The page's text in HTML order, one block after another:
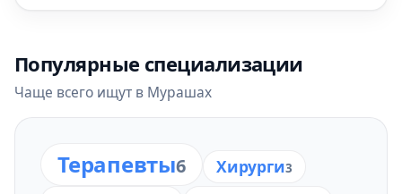
Популярные специализации
Чаще всего ищут в Мурашах
Терапевты6 Хирурги3